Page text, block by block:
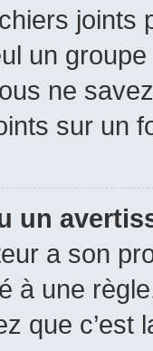
un
ne
sur un
un
a son
à une
que c’est